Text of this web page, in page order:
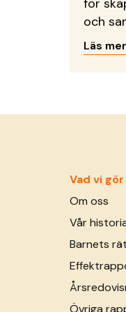
och
Läs
Vad vi gör
Om oss
Vår
Barnets
Övriga